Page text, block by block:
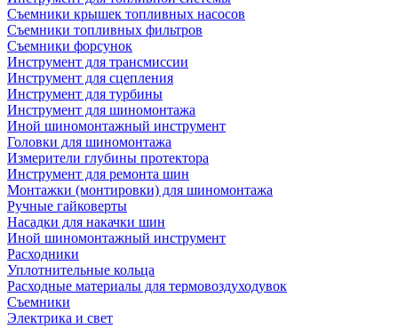
Съемники крышек топливных насосов
Съемники топливных фильтров
Съемники форсунок
Инструмент для трансмиссии
Инструмент для сцепления
Инструмент для турбины
Инструмент для шиномонтажа
Иной шиномонтажный инструмент
Головки для шиномонтажа
Измерители глубины протектора
Инструмент для ремонта шин
Монтажки (монтировки) для шиномонтажа
Ручные гайковерты
Насадки для накачки шин
Иной шиномонтажный инструмент
Расходники
Уплотнительные кольца
Расходные материалы для термовоздуходувок
Съемники
Электрика и свет